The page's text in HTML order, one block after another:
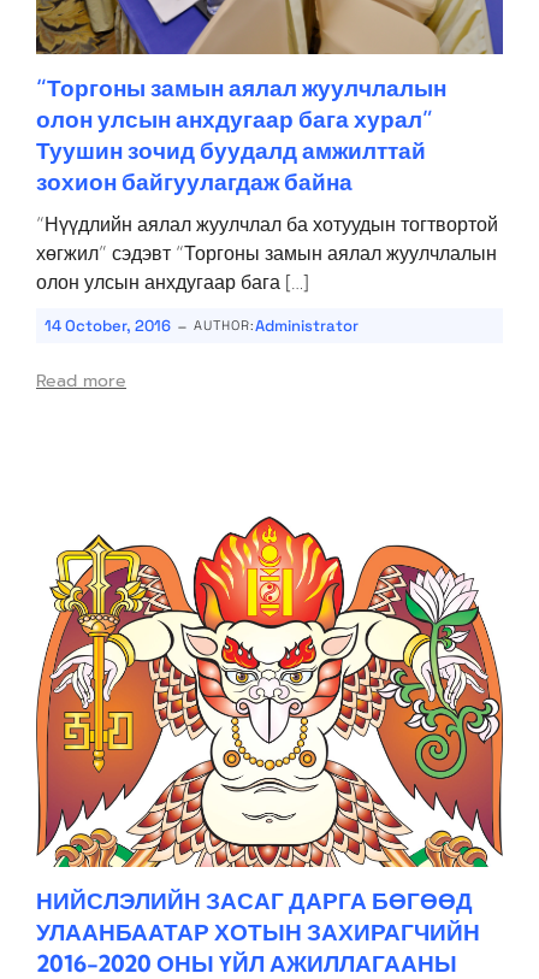
“Торгоны замын аялал жуулчлалын
олон улсын анхдугаар бага хурал”
Туушин зочид буудалд амжилттай
зохион байгуулагдаж байна
“Нүүдлийн аялал жуулчлал ба хотуудын тогтвортой
хөгжил” сэдэвт “Торгоны замын аялал жуулчлалын
олон улсын анхдугаар бага […]
14 October, 2016 - AUTHOR:Administrator
Read more
НИЙСЛЭЛИЙН ЗАСАГ ДАРГА БӨГӨӨД
УЛААНБААТАР ХОТЫН ЗАХИРАГЧИЙН
2016-2020 ОНЫ ҮЙЛ АЖИЛЛАГААНЫ